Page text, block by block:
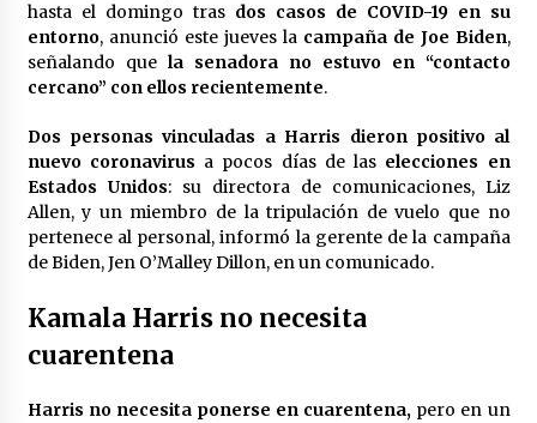
Detienen a funcionario por presunto homicidio
del periodista Josué Martínez
3 semanas atrás
CNTE anuncia paso gratuito en peajes de CDMX
y acciones en 20 estados
2 meses atrás
Laura Itzel Castillo será la nueva secretaria de
las Mujeres, anuncia Sheinbaum
2 meses atrás
Segob: «ya dimos nuestras propuestas»
hasta el domingo tras dos casos de COVID-19 en su
entorno, anunció este jueves la campaña de Joe Biden,
señalando que la senadora no estuvo en “contacto
cercano” con ellos recientemente.
Dos personas vinculadas a Harris dieron positivo al
nuevo coronavirus a pocos días de las elecciones en
Estados Unidos: su directora de comunicaciones, Liz
Allen, y un miembro de la tripulación de vuelo que no
pertenece al personal, informó la gerente de la campaña
de Biden, Jen O’Malley Dillon, en un comunicado.
Kamala Harris no necesita
cuarentena
Harris no necesita ponerse en cuarentena, pero en un